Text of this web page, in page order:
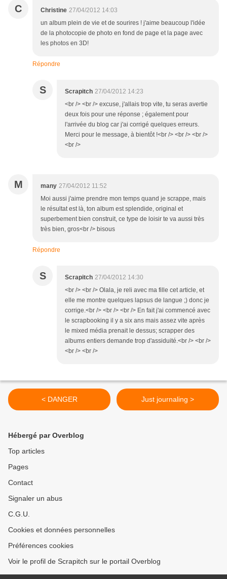
C Christine 27/04/2012 14:03
un album plein de vie et de sourires ! j'aime beaucoup l'idée
de la photocopie de photo en fond de page et la page avec
les photos en 3D!
Répondre
S Scrapitch 27/04/2012 14:23
<br /> <br /> excuse, j'allais trop vite, tu seras avertie
deux fois pour une réponse ; également pour
l'arrivée du blog car j'ai corrigé quelques erreurs.
Merci pour le message, à bientôt !<br /> <br /> <br />
<br />
M many 27/04/2012 11:52
Moi aussi j'aime prendre mon temps quand je scrappe, mais
le résultat est là, ton album est splendide, original et
superbement bien construit, ce type de loisir te va aussi très
très bien, gros<br /> bisous
Répondre
S Scrapitch 27/04/2012 14:30
<br /> <br /> Olala, je reli avec ma fille cet article, et
elle me montre quelques lapsus de langue ;) donc je
corrige.<br /> <br /> <br /> En fait j'ai commencé avec
le scrapbooking il y a six ans mais assez vite après
le mixed média prenait le dessus; scrapper des
albums entiers demande trop d'assiduité.<br /> <br />
<br /> <br />
< DANGER Just journaling >
Hébergé par Overblog
Top articles
Pages
Contact
Signaler un abus
C.G.U.
Cookies et données personnelles
Préférences cookies
Voir le profil de Scrapitch sur le portail Overblog